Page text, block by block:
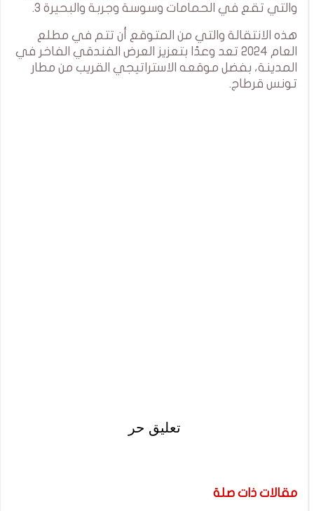
والتي تقع في الحمامات وسوسة وجربة والبحيرة 3.
هذه الانتقالة والتي من المتوقع أن تتم في مطلع
العام 2024 تعد وعدًا بتعزيز العرض الفندقي الفاخر في
المدينة، بفضل موقعه الاستراتيجي القريب من مطار
تونس قرطاج.
تعليق حر
مقالات ذات صلة